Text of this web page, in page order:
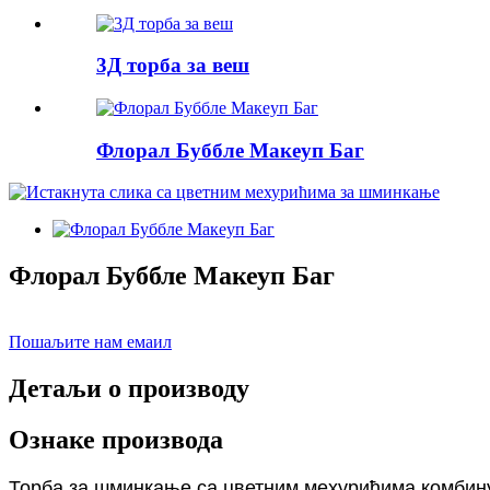
3Д торба за веш
Флорал Буббле Макеуп Баг
Флорал Буббле Макеуп Баг
Пошаљите нам емаил
Детаљи о производу
Ознаке производа